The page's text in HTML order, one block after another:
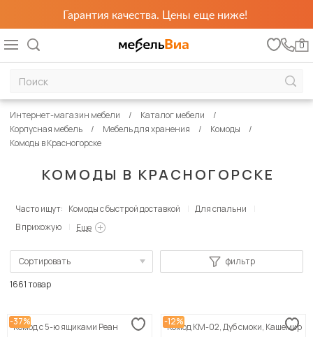
Гарантия качества. Цены еще ниже!
0
КОМОДЫ В КРАСНОГОРСКЕ
Интернет-магазин мебели
Каталог мебели
Корпусная мебель
Мебель для хранения
Комоды
Комоды в Красногорске
Часто ищут: Комоды с быстрой доставкой
Для спальни
В прихожую
Еще
Сортировать
Сначала дорогие
фильтр
1661 товар
-37%
Комод с 5-ю ящиками Реан
-12%
Комод КМ-02, Дуб смоки, Кашемир